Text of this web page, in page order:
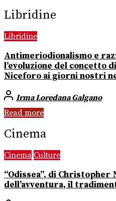
Libridine
Libridine
Antimeriodionalismo e
l’evoluzione del concetto
Niceforo ai giorni nostri
Irma Loredana Galgano
Read more
Cinema
Cinema Culture
“Odissea”, di
dell’avventura, il